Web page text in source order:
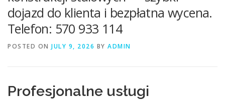
dojazd do klienta i bezpłatna wycena.
Telefon: 570 933 114
POSTED ON JULY 9, 2026 BY ADMIN
Profesjonalne usługi